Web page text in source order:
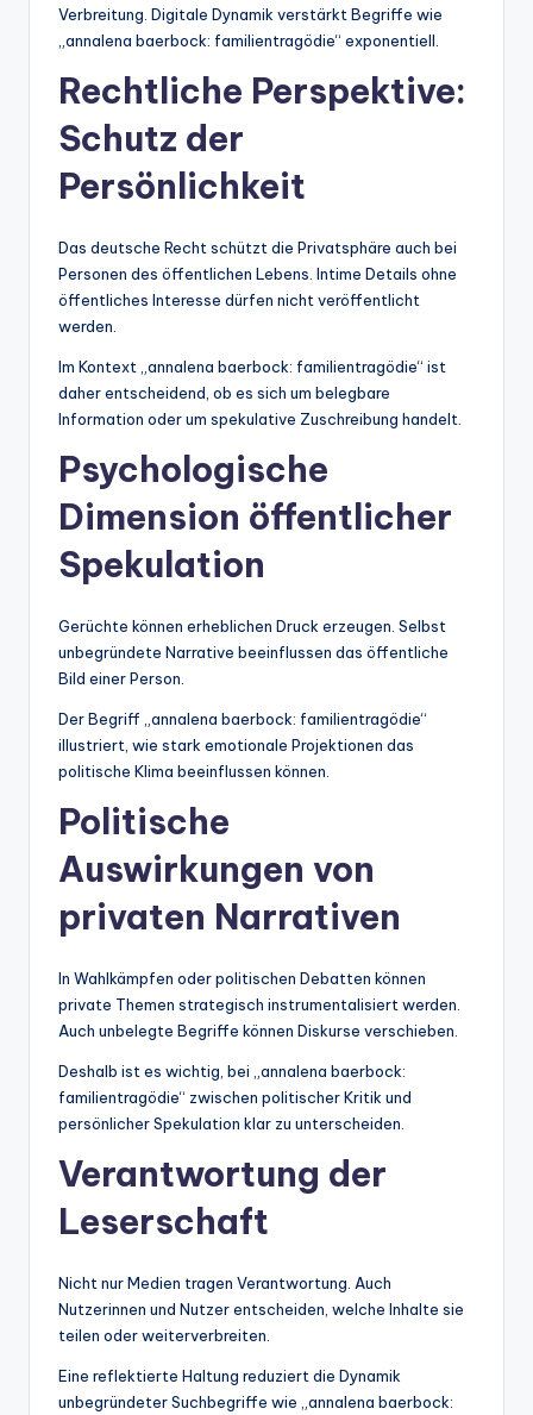
Verbreitung. Digitale Dynamik verstärkt Begriffe wie
„annalena baerbock: familientragödie“ exponentiell.
Rechtliche Perspektive:
Schutz der
Persönlichkeit
Das deutsche Recht schützt die Privatsphäre auch bei
Personen des öffentlichen Lebens. Intime Details ohne
öffentliches Interesse dürfen nicht veröffentlicht
werden.
Im Kontext „annalena baerbock: familientragödie“ ist
daher entscheidend, ob es sich um belegbare
Information oder um spekulative Zuschreibung handelt.
Psychologische
Dimension öffentlicher
Spekulation
Gerüchte können erheblichen Druck erzeugen. Selbst
unbegründete Narrative beeinflussen das öffentliche
Bild einer Person.
Der Begriff „annalena baerbock: familientragödie“
illustriert, wie stark emotionale Projektionen das
politische Klima beeinflussen können.
Politische
Auswirkungen von
privaten Narrativen
In Wahlkämpfen oder politischen Debatten können
private Themen strategisch instrumentalisiert werden.
Auch unbelegte Begriffe können Diskurse verschieben.
Deshalb ist es wichtig, bei „annalena baerbock:
familientragödie“ zwischen politischer Kritik und
persönlicher Spekulation klar zu unterscheiden.
Verantwortung der
Leserschaft
Nicht nur Medien tragen Verantwortung. Auch
Nutzerinnen und Nutzer entscheiden, welche Inhalte sie
teilen oder weiterverbreiten.
Eine reflektierte Haltung reduziert die Dynamik
unbegründeter Suchbegriffe wie „annalena baerbock: